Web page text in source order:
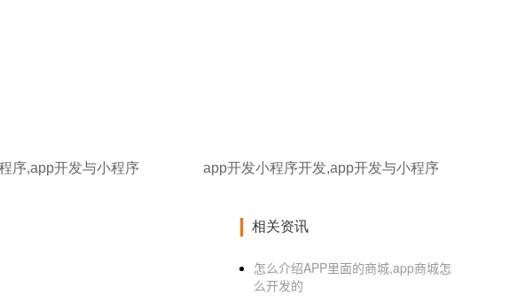
序,app开发与小程序 app开发小程序开发,app开发与小程序
相关资讯
怎么介绍APP里面的商城,app商城怎
么开发的